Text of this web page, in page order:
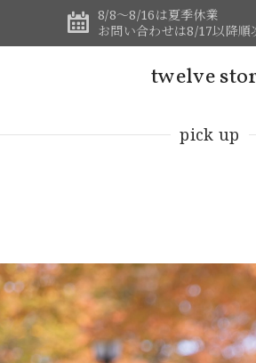
8/8～8/16は夏季休業
お問い合わせは8/17以降順
twelve
pick up